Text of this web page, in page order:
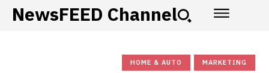
NewsFEED Channel
HOME & AUTO MARKETING